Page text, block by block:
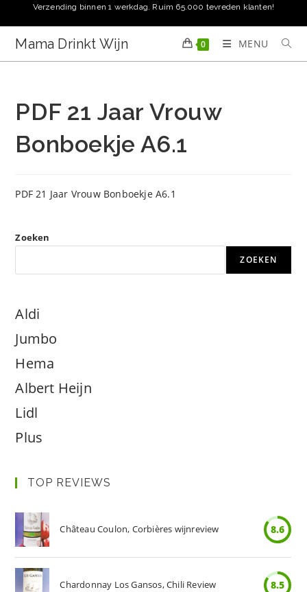
naar
inhoud
Verzending binnen 1 werkdag. Ruim 65.000 tevreden klanten!
Mama Drinkt Wijn 0 MENU
PDF 21 Jaar Vrouw
Bonboekje A6.1
PDF 21 Jaar Vrouw Bonboekje A6.1
Zoeken
ZOEKEN
Aldi
Jumbo
Hema
Albert Heijn
Lidl
Plus
TOP REVIEWS
Château Coulon, Corbières wijnreview 8.6
Chardonnay Los Gansos, Chili Review 8.5